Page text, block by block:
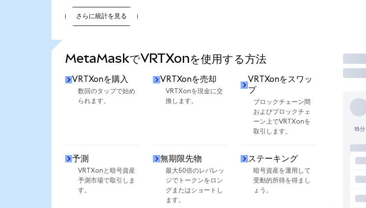
さらに統計を見る
MetaMaskでVRTXonを使用する方法
VRTXonを購入
数回のタップで始め
られます。
VRTXonを売却
VRTXonを現金に交
換します。
VRTXonをスワッ
プ
ブロックチェーン間
およびブロックチェ
ーン上でVRTXonを
取引します。
予測
VRTXonと暗号資産
予測市場で取引しま
す。
無期限先物
最大50倍のレバレッ
ジでトークンをロン
グまたはショートし
ます。
ステーキング
暗号資産を運用して
受動的所得を得まし
ょう。
取引
15分